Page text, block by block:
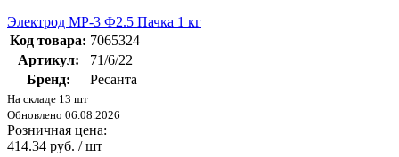
Электрод МР-3 Ф2.5 Пачка 1 кг
Код товара: 7065324
Артикул:
71/6/22
Бренд:
Ресанта
На складе 13 шт
Обновлено 06.08.2026
Розничная цена:
414.34 руб. / шт